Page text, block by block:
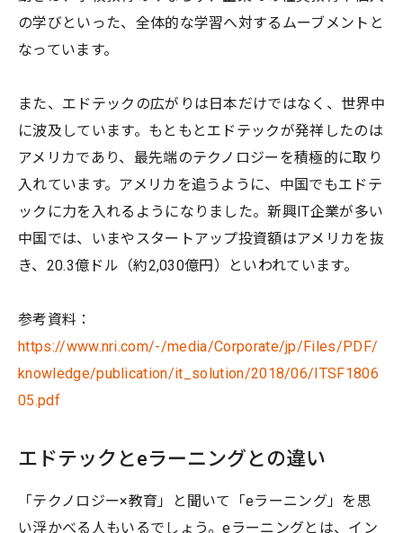
の学びといった、全体的な学習へ対するムーブメントと
なっています。
また、エドテックの広がりは日本だけではなく、世界中
に波及しています。もともとエドテックが発祥したのは
アメリカであり、最先端のテクノロジーを積極的に取り
入れています。アメリカを追うように、中国でもエドテ
ックに力を入れるようになりました。新興IT企業が多い
中国では、いまやスタートアップ投資額はアメリカを抜
き、20.3億ドル（約2,030億円）といわれています。
参考資料：
https://www.nri.com/-/media/Corporate/jp/Files/PDF/
knowledge/publication/it_solution/2018/06/ITSF1806
05.pdf
エドテックとeラーニングとの違い
「テクノロジー×教育」と聞いて「eラーニング」を思
い浮かべる人もいるでしょう。eラーニングとは、イン